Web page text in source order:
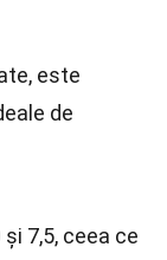
este
de
7,5, ceea ce